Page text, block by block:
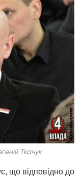
Ткачук
що відповідно до